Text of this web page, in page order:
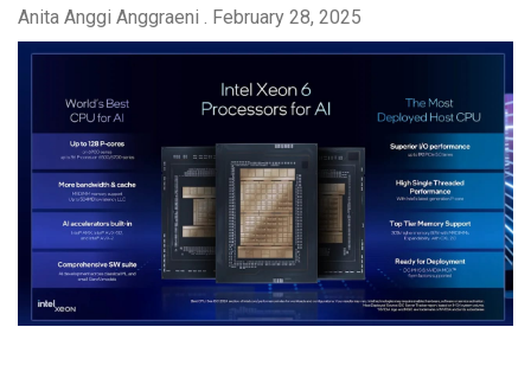
Anita Anggi Anggraeni . February 28, 2025